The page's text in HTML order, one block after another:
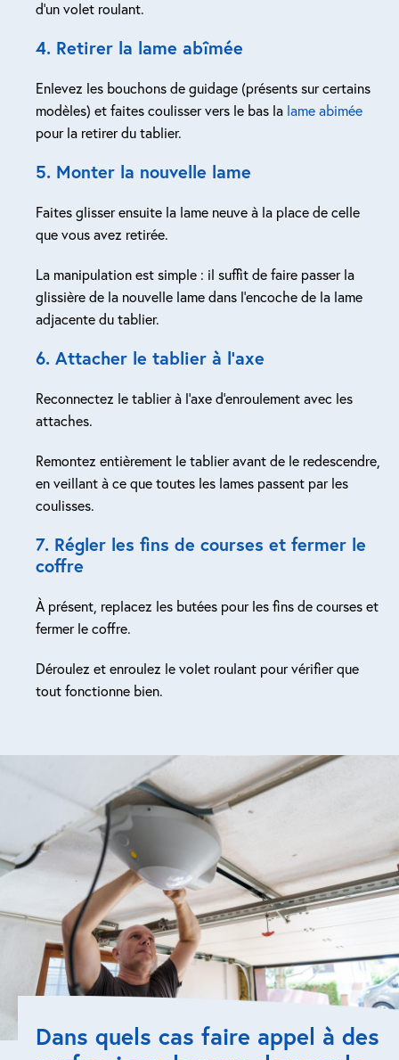
d’un volet roulant.
4. Retirer la lame abîmée
Enlevez les bouchons de guidage (présents sur certains
modèles) et faites coulisser vers le bas la lame abimée
pour la retirer du tablier.
5. Monter la nouvelle lame
Faites glisser ensuite la lame neuve à la place de celle
que vous avez retirée.
La manipulation est simple : il suffit de faire passer la
glissière de la nouvelle lame dans l’encoche de la lame
adjacente du tablier.
6. Attacher le tablier à l’axe
Reconnectez le tablier à l’axe d’enroulement avec les
attaches.
Remontez entièrement le tablier avant de le redescendre,
en veillant à ce que toutes les lames passent par les
coulisses.
7. Régler les fins de courses et fermer le
coffre
À présent, replacez les butées pour les fins de courses et
fermer le coffre.
Déroulez et enroulez le volet roulant pour vérifier que
tout fonctionne bien.
Dans quels cas faire appel à des